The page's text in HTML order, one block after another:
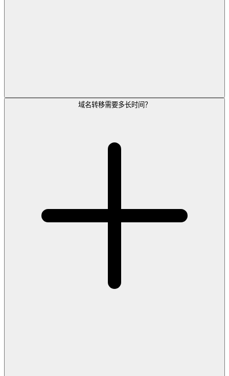
域名转移需要多长时间？